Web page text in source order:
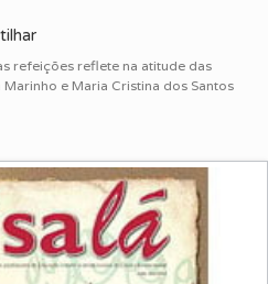
refeições reflete na atitude das
e Maria Cristina dos Santos